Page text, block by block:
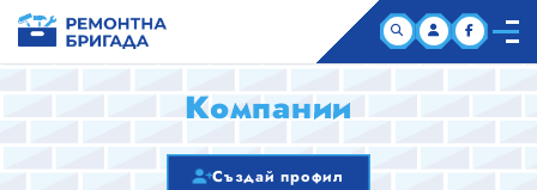
КОМПАНИИ
Компании
Създай профил